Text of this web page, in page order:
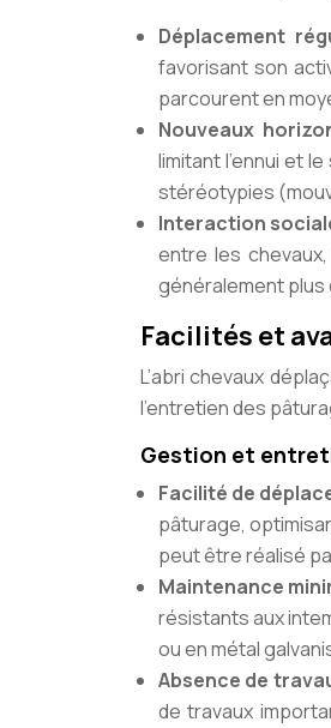
Déplacement
favorisant son
parcourent en
Nouveaux
limitant l’ennui et
stéréotypies
Interaction
entre les
généralement plus
Facilités et
L’abri chevaux
l’entretien des
Gestion et
Facilité de
pâturage,
peut être réalisé
Maintenance
résistants aux
ou en métal
Absence de
de travaux